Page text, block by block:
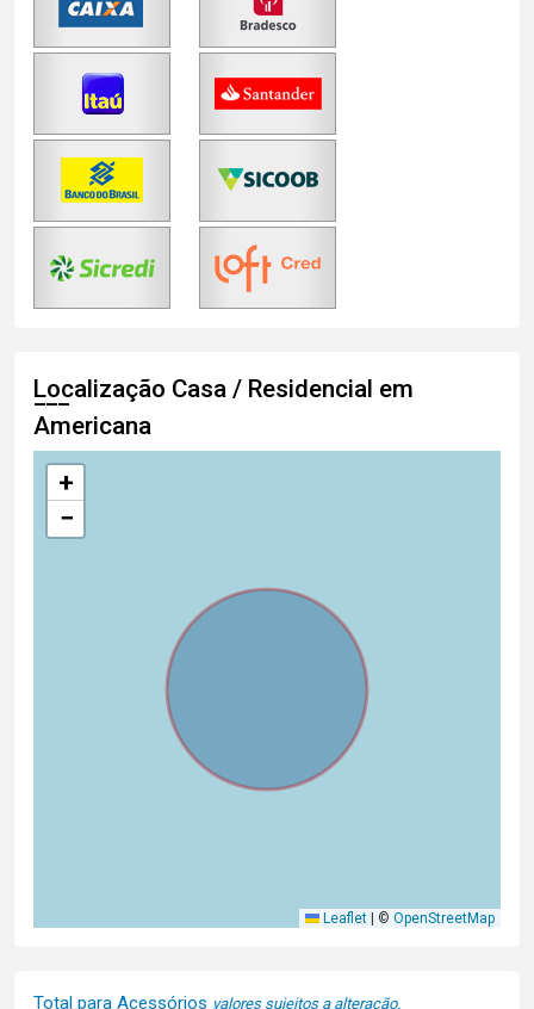
Localização Casa / Residencial em
Americana
+
−
Leaflet © OpenStreetMap
Total para Acessórios valores sujeitos a alteração.